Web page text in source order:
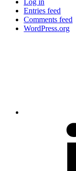
Log in
Entries feed
Comments feed
WordPress.org